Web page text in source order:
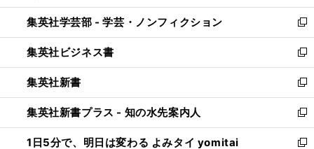
開
く
ウ
で
開
く
ン
ド
ウ
で
開
く
ウ
ィ
ン
ド
ウ
で
開
く
集英社学芸部 - 学芸・ノンフィクション
新
し
い
ウ
ィ
ン
ド
ウ
で
集英社ビジネス書
新
し
い
ウ
ィ
ン
ド
集英社新書
新
し
い
ウ
ィ
集英社新書プラス - 知の水先案内人
新
し
い
1日5分で、明日は変わる よみタイ yomitai
新